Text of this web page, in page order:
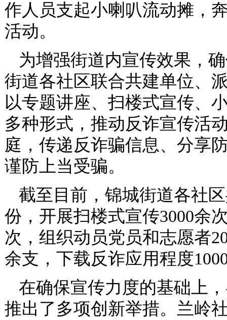
作人员支起小喇叭流动摊，
活动。
为增强街道内宣传效果，
街道各社区联合共建单位、
以专题讲座、扫楼式宣传、
多种形式，推动反诈宣传活
庭，传递反诈骗信息、分享
谨防上当受骗。
截至目前，锦城街道各社
份，开展扫楼式宣传3000余
次，组织动员党员和志愿者
余支，下载反诈应用程度
在确保宣传力度的基础上
推出了多项创新举措。兰岭